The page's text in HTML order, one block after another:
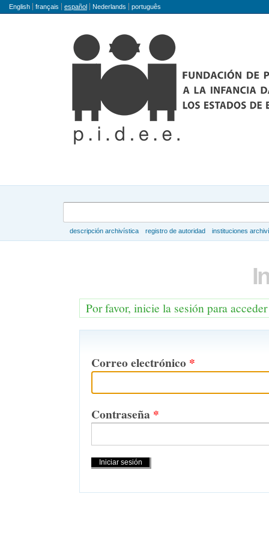
Idioma
English français español Nederlands português
descripción archivística registro de autoridad instituciones
Por favor, inicie la sesión para
Correo electrónico *
Contraseña *
Acciones